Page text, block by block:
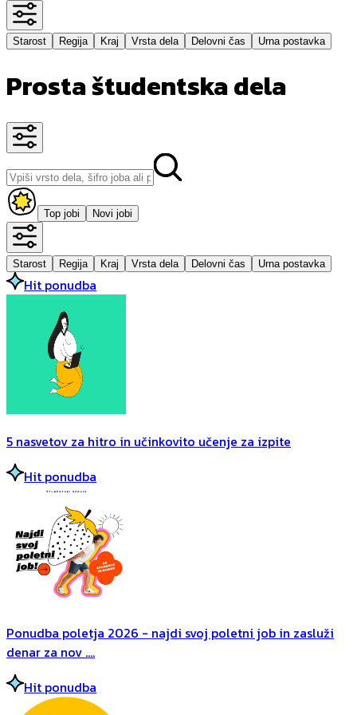
Starost Regija Kraj Vrsta dela Delovni čas Urna postavka
Prosta študentska dela
Top jobi Novi jobi
Starost Regija Kraj Vrsta dela Delovni čas Urna postavka
Hit ponudba
5 nasvetov za hitro in učinkovito učenje za izpite
Hit ponudba
Ponudba poletja 2026 - najdi svoj poletni job in zasluži
denar za nov ....
Hit ponudba